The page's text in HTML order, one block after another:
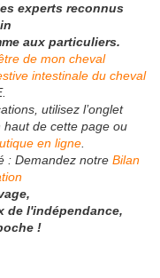
experts reconnus
aux particuliers.
de mon cheval
intestinale du cheval
utilisez l’onglet
de cette page ou
en ligne
: Demandez notre Bilan
de l'indépendance,
!